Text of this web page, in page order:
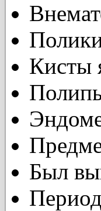
Кисты
Был